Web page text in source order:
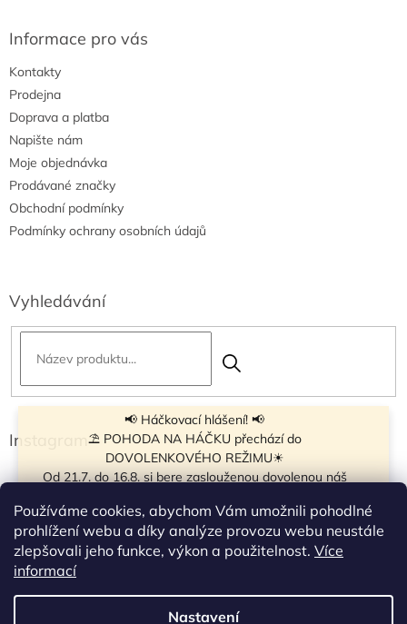
Používáme cookies, abychom Vám umožnili pohodlné
prohlížení webu a díky analýze provozu webu neustále
zlepšovali jeho funkce, výkon a použitelnost. Více
informací
Nastavení
📢 Háčkovací hlášení! 📢
⛱ POHODA NA HÁČKU přechází do
DOVOLENKOVÉHO REŽIMU☀
Od 21.7. do 16.8. si bere zaslouženou dovolenou náš
krátkou pauzu.
Objednávky přijímáme dál - klubíčka, která máme
vyrobená, odešleme bez zdržení. U ostatních se doba
☀
Od 7.8. do 14.8. si dovolenou bude užívat obchůdek v
Informace pro vás
Kontakty
Prodejna
Doprava a platba
Napište nám
Moje objednávka
Prodávané značky
Obchodní podmínky
Podmínky ochrany osobních údajů
Vyhledávání
Instagram
Sledovat na Instagramu
Vytvořil Shoptet